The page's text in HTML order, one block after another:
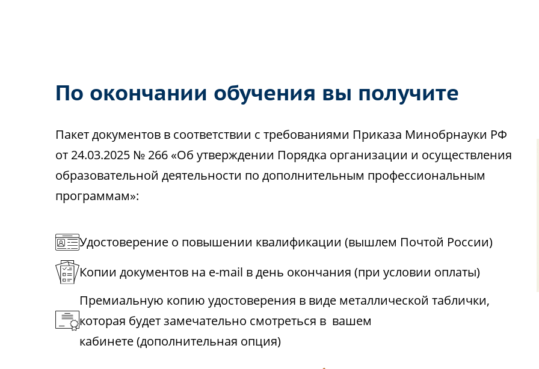
По окончании обучения вы получите
Пакет документов в соответствии с требованиями Приказа Минобрнауки РФ
от 24.03.2025 № 266 «Об утверждении Порядка организации и осуществления
образовательной деятельности по дополнительным профессиональным
программам»:
Удостоверение о повышении квалификации (вышлем Почтой России)
Копии документов на e-mail в день окончания (при условии оплаты)
Премиальную копию удостоверения в виде металлической таблички,
которая будет замечательно смотреться в вашем
кабинете (дополнительная опция)